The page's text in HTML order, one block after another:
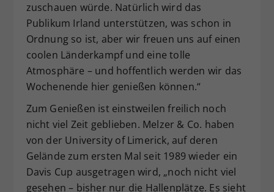
zuschauen würde. Natürlich wird das
Publikum Irland unterstützen, was schon in
Ordnung so ist, aber wir freuen uns auf einen
coolen Länderkampf und eine tolle
Atmosphäre – und hoffentlich werden wir das
Wochenende hier genießen können.“
Zum Genießen ist einstweilen freilich noch
nicht viel Zeit geblieben. Melzer & Co. haben
von der University of Limerick, auf deren
Gelände zum ersten Mal seit 1989 wieder ein
Davis Cup ausgetragen wird, „noch nicht viel
gesehen – bisher nur die Hallenplätze. Es sieht